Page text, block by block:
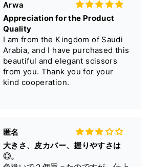
匿名
大きさ、皮カバー、握りやすさは
◎。
色違いで２個買ったのですが、仕上
げや切れ味にはけっこう個体差があ
ると思いました。届いたらすぐ、裏
表ともに小刃付近に傷が無いか、切
れ味に問題が無いかなど、念入りに
い、気づくのが遅れたためそのまま
使ってます…）。
問題の無い個体だと糸がスパスパ切
れますよ。
Fehintola A.
Great Snips
I loved this as soon as I saw it.